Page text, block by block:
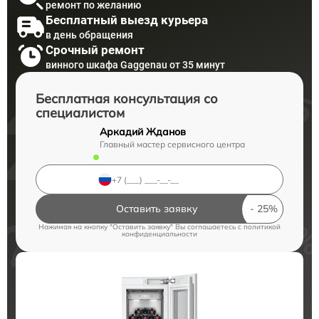
ремонт по желанию
Бесплатный выезд курьера
в день обращения
Срочный ремонт
винного шкафа Gaggenau от 35 минут
Бесплатная консультация со
специалистом
Аркадий Жданов
Главный мастер сервисного центра
Оставить заявку
Нажимая на кнопку "Оставить заявку" Вы соглашаетесь cполитикой
конфиденциальности